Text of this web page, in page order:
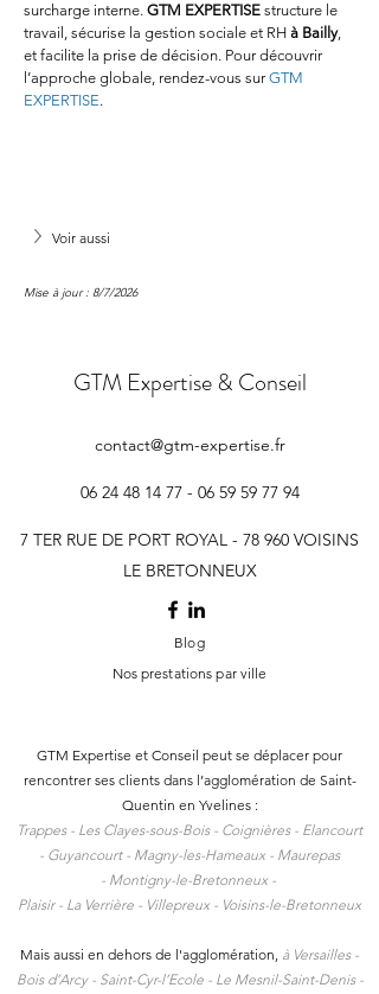
surcharge interne. GTM EXPERTISE structure le
travail, sécurise la gestion sociale et RH à Bailly,
et facilite la prise de décision. Pour découvrir
l’approche globale, rendez-vous sur GTM
EXPERTISE.
Voir aussi
Mise à jour : 8/7/2026
GTM Expertise & Conseil
contact@gtm-expertise.fr
06 24 48 14 77 - 06 59 5977 94
7 TER RUE DE PORT ROYAL - 78 960 VOISINS
LE BRETONNEUX
Blog
Nos prestations par ville
GTM Expertise et Conseil peut se déplacer pour
rencontrer ses clients dans l’agglomération de Saint-
Quentin en Yvelines :
Trappes - Les Clayes-sous-Bois - Coignières - Elancourt
- Guyancourt - Magny-les-Hameaux - Maurepas
- Montigny-le-Bretonneux -
Plaisir - La Verrière - Villepreux - Voisins-le-Bretonneux
Mais aussi en dehors de l'agglomération, à Versailles -
Bois d’Arcy - Saint-Cyr-l’Ecole - Le Mesnil-Saint-Denis -